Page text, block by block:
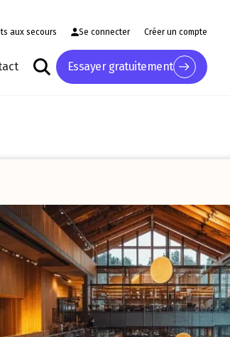
aux secours Se connecter Créer un compte
Essayer gratuitement